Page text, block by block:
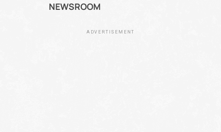
NEWSROOM
ADVERTISEMENT